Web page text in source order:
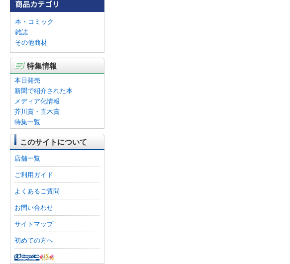
本・コミック
雑誌
その他商材
特集情報
本日発売
新聞で紹介された本
メディア化情報
芥川賞・直木賞
特集一覧
このサイトについて
店舗一覧
ご利用ガイド
よくあるご質問
お問い合わせ
サイトマップ
初めての方へ